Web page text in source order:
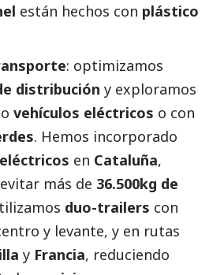
están hechos con plástico
: optimizamos
distribución y exploramos
vehículos eléctricos o con
. Hemos incorporado
en Cataluña,
más de 36.500kg de
duo-trailers con
y levante, y en rutas
y Francia, reduciendo